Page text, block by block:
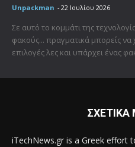
Unpackman - 22 Ιουλίου 2026
Σε αυτό το κομμάτι της
φακούς... πραγματικά μπορείς να
επιλογές λες και υπάρχει ένας
iTechNews.gr is a Greek effort